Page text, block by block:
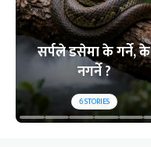
सर्पले डसेमा के गर्ने, के
नगर्ने ?
6STORIES